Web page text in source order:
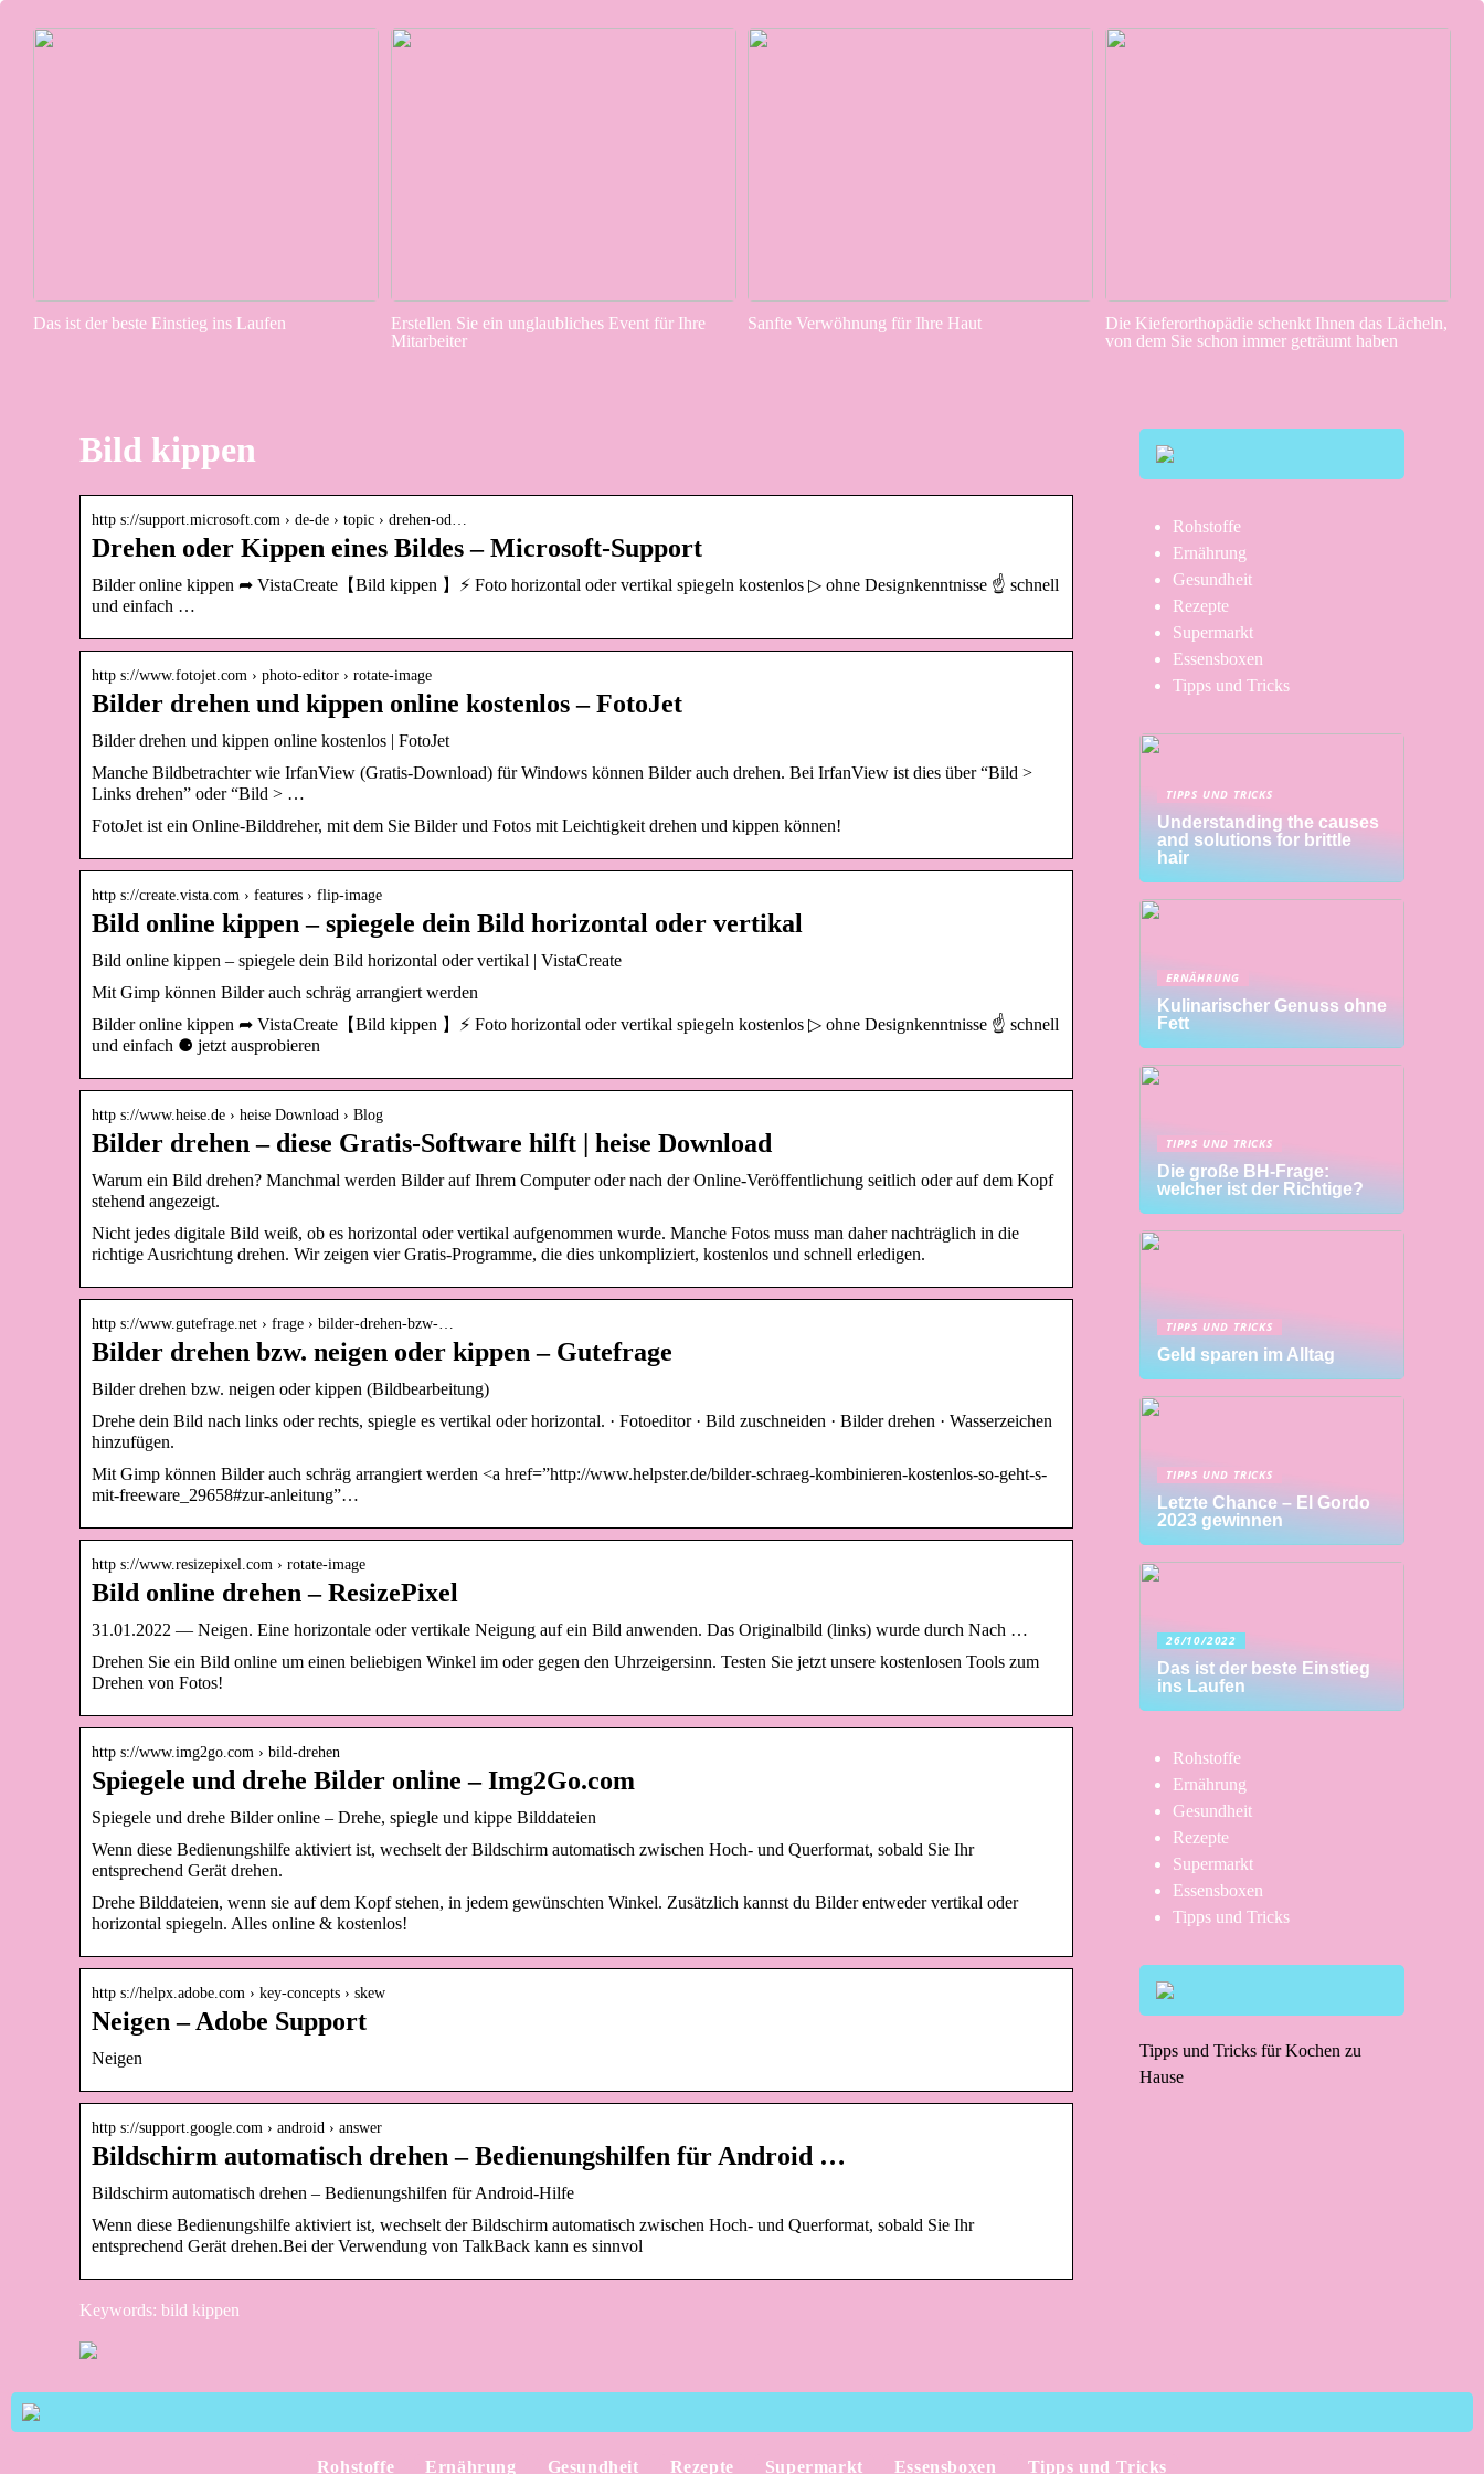
Das ist der beste Einstieg ins Laufen
Erstellen Sie ein unglaubliches Event für Ihre
Mitarbeiter
Sanfte Verwöhnung für Ihre Haut
Die Kieferorthopädie schenkt Ihnen das Lächeln,
von dem Sie schon immer geträumt haben
Bild kippen
http s://support.microsoft.com › de-de › topic › drehen-od…
Drehen oder Kippen eines Bildes – Microsoft-Support
Bilder online kippen ➦ VistaCreate【Bild kippen 】⚡ Foto horizontal oder vertikal spiegeln kostenlos ▷ ohne Designkenntnisse ☝ schnell
und einfach …
http s://www.fotojet.com › photo-editor › rotate-image
Bilder drehen und kippen online kostenlos – FotoJet
Bilder drehen und kippen online kostenlos | FotoJet
Manche Bildbetrachter wie IrfanView (Gratis-Download) für Windows können Bilder auch drehen. Bei IrfanView ist dies über “Bild >
Links drehen” oder “Bild > …
FotoJet ist ein Online-Bilddreher, mit dem Sie Bilder und Fotos mit Leichtigkeit drehen und kippen können!
http s://create.vista.com › features › flip-image
Bild online kippen – spiegele dein Bild horizontal oder vertikal
Bild online kippen – spiegele dein Bild horizontal oder vertikal | VistaCreate
Mit Gimp können Bilder auch schräg arrangiert werden
Bilder online kippen ➦ VistaCreate【Bild kippen 】⚡ Foto horizontal oder vertikal spiegeln kostenlos ▷ ohne Designkenntnisse ☝ schnell
und einfach ⚈ jetzt ausprobieren
http s://www.heise.de › heise Download › Blog
Bilder drehen – diese Gratis-Software hilft | heise Download
Warum ein Bild drehen? Manchmal werden Bilder auf Ihrem Computer oder nach der Online-Veröffentlichung seitlich oder auf dem Kopf
stehend angezeigt.
Nicht jedes digitale Bild weiß, ob es horizontal oder vertikal aufgenommen wurde. Manche Fotos muss man daher nachträglich in die
richtige Ausrichtung drehen. Wir zeigen vier Gratis-Programme, die dies unkompliziert, kostenlos und schnell erledigen.
http s://www.gutefrage.net › frage › bilder-drehen-bzw-…
Bilder drehen bzw. neigen oder kippen – Gutefrage
Bilder drehen bzw. neigen oder kippen (Bildbearbeitung)
Drehe dein Bild nach links oder rechts, spiegle es vertikal oder horizontal. · Fotoeditor · Bild zuschneiden · Bilder drehen · Wasserzeichen
hinzufügen.
Mit Gimp können Bilder auch schräg arrangiert werden <a href=”http://www.helpster.de/bilder-schraeg-kombinieren-kostenlos-so-geht-s-
mit-freeware_29658#zur-anleitung”…
http s://www.resizepixel.com › rotate-image
Bild online drehen – ResizePixel
31.01.2022 — Neigen. Eine horizontale oder vertikale Neigung auf ein Bild anwenden. Das Originalbild (links) wurde durch Nach …
Drehen Sie ein Bild online um einen beliebigen Winkel im oder gegen den Uhrzeigersinn. Testen Sie jetzt unsere kostenlosen Tools zum
Drehen von Fotos!
http s://www.img2go.com › bild-drehen
Spiegele und drehe Bilder online – Img2Go.com
Spiegele und drehe Bilder online – Drehe, spiegle und kippe Bilddateien
Wenn diese Bedienungshilfe aktiviert ist, wechselt der Bildschirm automatisch zwischen Hoch- und Querformat, sobald Sie Ihr
entsprechend Gerät drehen.
Drehe Bilddateien, wenn sie auf dem Kopf stehen, in jedem gewünschten Winkel. Zusätzlich kannst du Bilder entweder vertikal oder
horizontal spiegeln. Alles online & kostenlos!
http s://helpx.adobe.com › key-concepts › skew
Neigen – Adobe Support
Neigen
http s://support.google.com › android › answer
Bildschirm automatisch drehen – Bedienungshilfen für Android …
Bildschirm automatisch drehen – Bedienungshilfen für Android-Hilfe
Wenn diese Bedienungshilfe aktiviert ist, wechselt der Bildschirm automatisch zwischen Hoch- und Querformat, sobald Sie Ihr
entsprechend Gerät drehen.Bei der Verwendung von TalkBack kann es sinnvol
Keywords: bild kippen
Rohstoffe
Ernährung
Gesundheit
Rezepte
Supermarkt
Essensboxen
Tipps und Tricks
TIPPS UND TRICKS
Understanding the causes
and solutions for brittle
hair
ERNÄHRUNG
Kulinarischer Genuss ohne
Fett
TIPPS UND TRICKS
Die große BH-Frage:
welcher ist der Richtige?
TIPPS UND TRICKS
Geld sparen im Alltag
TIPPS UND TRICKS
Letzte Chance – El Gordo
2023 gewinnen
26/10/2022
Das ist der beste Einstieg
ins Laufen
Rohstoffe
Ernährung
Gesundheit
Rezepte
Supermarkt
Essensboxen
Tipps und Tricks
Tipps und Tricks für Kochen zu
Hause
Rohstoffe Ernährung Gesundheit Rezepte Supermarkt Essensboxen Tipps und Tricks